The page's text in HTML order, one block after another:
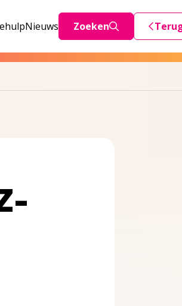
Nieuws Zoeken Deze